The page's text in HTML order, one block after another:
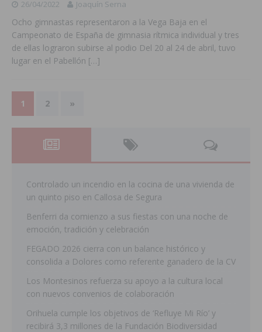
26/04/2022 Joaquín Serna
Ocho gimnastas representaron a la Vega Baja en el
Campeonato de España de gimnasia rítmica individual y tres
de ellas lograron subirse al podio Del 20 al 24 de abril, tuvo
lugar en el Pabellón […]
1 2 »
Controlado un incendio en la cocina de una vivienda de
un quinto piso en Callosa de Segura
Benferri da comienzo a sus fiestas con una noche de
emoción, tradición y celebración
FEGADO 2026 cierra con un balance histórico y
consolida a Dolores como referente ganadero de la CV
Los Montesinos refuerza su apoyo a la cultura local
con nuevos convenios de colaboración
Orihuela cumple los objetivos de ‘Refluye Mi Río’ y
recibirá 3,3 millones de la Fundación Biodiversidad